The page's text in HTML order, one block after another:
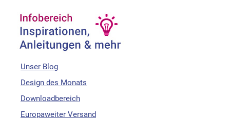
Unser Blog
Design des Monats
Downloadbereich
Europaweiter Versand